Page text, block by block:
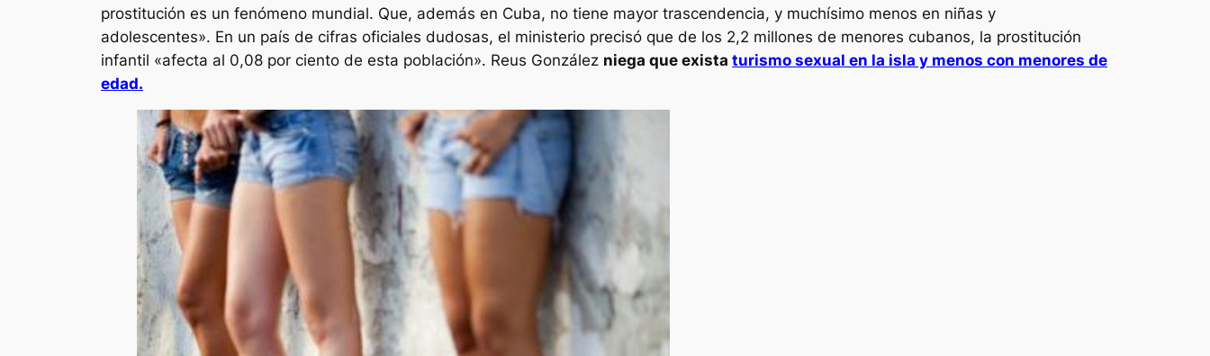
prostitución es un fenómeno mundial. Que, además en Cuba, no tiene mayor trascendencia, y muchísimo menos en niñas y
adolescentes». En un país de cifras oficiales dudosas, el ministerio precisó que de los 2,2 millones de menores cubanos, la prostitución
infantil «afecta al 0,08 por ciento de esta población». Reus González niega que exista turismo sexual en la isla y menos con menores de
edad.